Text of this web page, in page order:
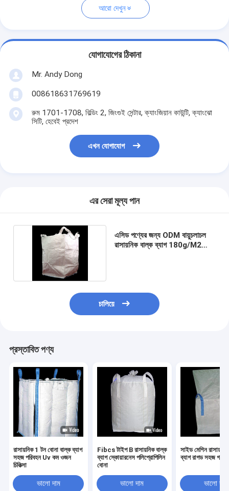
আরো দেখুন
যোগাযোগের ঠিকানা
Mr. Andy Dong
008618631769619
রুম 1701-1708, বিল্ডিং 2, জিংগুই সেন্টার, ক্যাংজিয়ান কাউন্টি, ক্যাংঝো
সিটি, হেবেই প্রদেশ
এখন যোগাযোগ
এর সেরা মূল্য পান
এসিড পণ্যের জন্য ODM বায়ুচলাচল
রাসায়নিক বাল্ক ব্যাগ 180g/M2
চালিয়ে
প্রস্তাবিত পণ্য
রাসায়নিক 1 টন বোনা বাল্ক ব্যাগ
সহজ পরিবহন Uv কম ওজন
চিকিত্সা
ভালো দাম
Fibcs টাইপ B রাসায়নিক বাল্ক
ব্যাগ স্কোয়ারনেস পলিপ্রোপিলিন
বোনা
ভালো দাম
সাইড মেশিন
ব্যাগ রাগড সহজ গঠন
ভালো দাম